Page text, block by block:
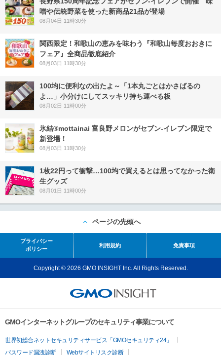
噌や伝統野菜を使った新商品21品が登場
08月04日 11時30分
関西限定！和歌山の恵みを味わう『和歌山毎度おおきに
フェア』全商品徹底紹介
08月03日 11時30分
100均に便利なの出たよ～「1本丸ごとはかさばるの
よ…」小分けにしてスッキリ持ち運べる板
08月02日 11時00分
氷結®mottainai 富良野メロンがセブン‐イレブン限定で
新登場！
08月03日 11時30分
1枚22円って衝撃…100均で買えるとは思ってなかった衛
生グッズ
08月01日 11時00分
ページの先頭へ
プライバシー
ポリシー
利用規約 免責事項
Copyright © 2026 GMO INSIGHT Inc. All Rights Reserved.
GMOインターネットグループのセキュリティ事業について
世界初総合ネットセキュリティサービス「GMOセキュリティ24」
パスワード漏洩診断
Webサイトリスク診断